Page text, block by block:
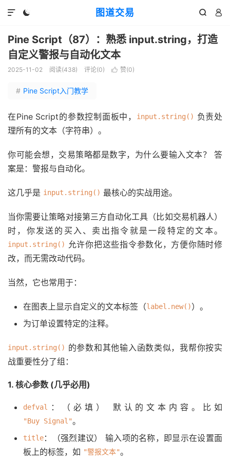
图道交易
  

Pine Script（87）：熟悉 input.string，打造
自定义警报与自动化文本
2025-11-02 阅读(438) 评论(0)  赞(0)
# Pine Script入门教学
在Pine Script的参数控制面板中， input.string() 负责处
理所有的文本（字符串）。
你可能会想，交易策略都是数字，为什么要输入文本？ 答
案是：警报与自动化。
这几乎是 input.string() 最核心的实战用途。
当你需要让策略对接第三方自动化工具（比如交易机器人）
时，你发送的买入、卖出指令就是一段特定的文本。
input.string()
允许你把这些指令参数化，方便你随时修
改，而无需改动代码。
当然，它也常用于：
在图表上显示自定义的文本标签（label.new()）。
为订单设置特定的注释。
input.string() 的参数和其他输入函数类似，我帮你按实
战重要性分了组：
1. 核心参数 (几乎必用)
defval ：（必填） 默认的文本内容。比如
"Buy Signal"。
title：（强烈建议） 输入项的名称，即显示在设置面
板上的标签，如 "警报文本"。